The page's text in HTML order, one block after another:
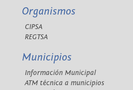
Organismos
CIPSA
REGTSA
Municipios
Información Municipal
ATM técnica a municipios